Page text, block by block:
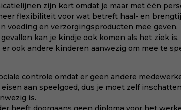
zijn kort omdat je maar met één
flexibiliteit voor wat betreft haal- en
voeding en verzorgingsproducten mee geven.
kan je kindje ook komen als het ziek is.
ook andere kinderen aanwezig om mee te
controle omdat er geen andere
aan speelgoed, dus je moet zelf
is.